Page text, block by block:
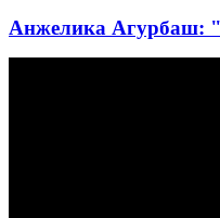
Анжелика Агурбаш: